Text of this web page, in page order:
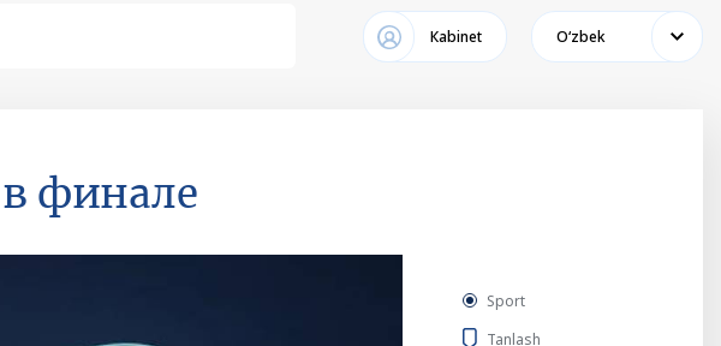
Кabinet Oʻzbek
финале
Sport
Tanlash